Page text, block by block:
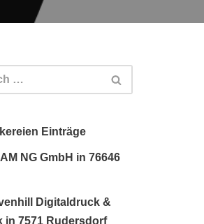
Einträge
NG GmbH in 76646
Digitaldruck &
in 7571 Rudersdorf